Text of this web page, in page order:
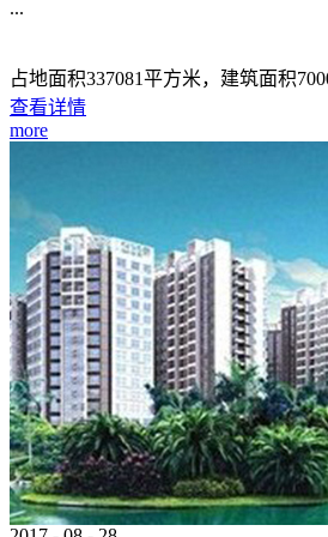
...
占地面积337081平方米，建筑面积
查看详情
more